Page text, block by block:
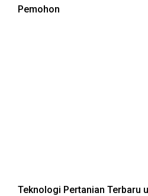
Pemohon
Teknologi Pertanian Terbaru